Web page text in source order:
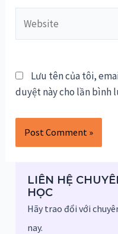
Lưu tên của tôi,
duyệt này cho lần bình
LIÊN HỆ
HỌC
Hãy trao đổi với
nay.